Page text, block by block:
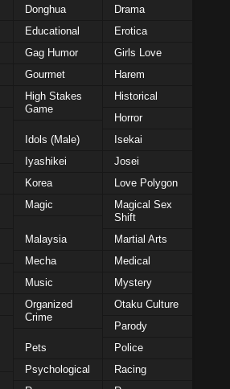
Donghua
Drama
Educational
Erotica
Gag Humor
Girls Love
Gourmet
Harem
High Stakes
Game
Historical
Horror
Idols (Male)
Isekai
Iyashikei
Josei
Korea
Love Polygon
Magic
Magical Sex
Shift
Malaysia
Martial Arts
Mecha
Medical
Music
Mystery
Organized
Crime
Otaku Culture
Parody
Pets
Police
Psychological
Racing